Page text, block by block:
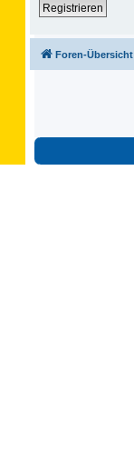
Registrieren
Foren-Übersicht